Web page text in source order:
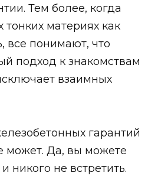
Тем более, когда
тонких материях как
все понимают, что
подход к знакомствам
взаимных
гарантий
может. Да, вы можете
никого не встретить.